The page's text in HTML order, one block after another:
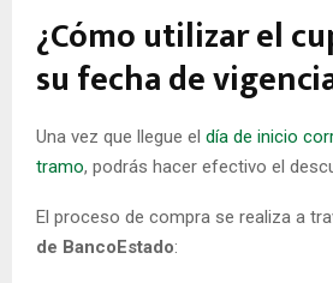
¿Cómo utilizar el
su fecha de
Una vez que llegue el día de inicio
tramo, podrás hacer efectivo el
El proceso de compra se realiza a
de BancoEstado: